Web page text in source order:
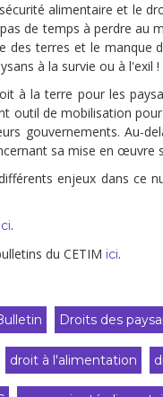
Conférences
Archives à
alimentaire et le
de temps à perdre au
des terres et le manque
à la survie ou à l'exil !
à la terre pour les
outil de mobilisation
gouvernements. Au-
sa mise en œuvre
enjeux dans ce
ici.
du CETIM ici.
Droits des
droit à l'alimentation